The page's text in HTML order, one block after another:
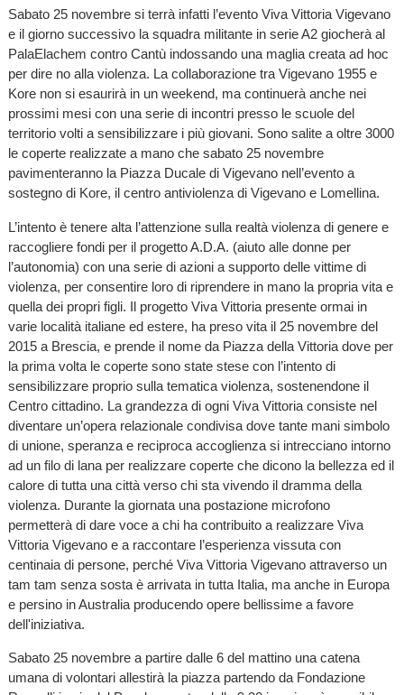
Sabato 25 novembre si terrà infatti l’evento Viva Vittoria Vigevano
e il giorno successivo la squadra militante in serie A2 giocherà al
PalaElachem contro Cantù indossando una maglia creata ad hoc
per dire no alla violenza. La collaborazione tra Vigevano 1955 e
Kore non si esaurirà in un weekend, ma continuerà anche nei
prossimi mesi con una serie di incontri presso le scuole del
territorio volti a sensibilizzare i più giovani. Sono salite a oltre 3000
le coperte realizzate a mano che sabato 25 novembre
pavimenteranno la Piazza Ducale di Vigevano nell’evento a
sostegno di Kore, il centro antiviolenza di Vigevano e Lomellina.
L’intento è tenere alta l’attenzione sulla realtà violenza di genere e
raccogliere fondi per il progetto A.D.A. (aiuto alle donne per
l’autonomia) con una serie di azioni a supporto delle vittime di
violenza, per consentire loro di riprendere in mano la propria vita e
quella dei propri figli. Il progetto Viva Vittoria presente ormai in
varie località italiane ed estere, ha preso vita il 25 novembre del
2015 a Brescia, e prende il nome da Piazza della Vittoria dove per
la prima volta le coperte sono state stese con l’intento di
sensibilizzare proprio sulla tematica violenza, sostenendone il
Centro cittadino. La grandezza di ogni Viva Vittoria consiste nel
diventare un’opera relazionale condivisa dove tante mani simbolo
di unione, speranza e reciproca accoglienza si intrecciano intorno
ad un filo di lana per realizzare coperte che dicono la bellezza ed il
calore di tutta una città verso chi sta vivendo il dramma della
violenza. Durante la giornata una postazione microfono
permetterà di dare voce a chi ha contribuito a realizzare Viva
Vittoria Vigevano e a raccontare l’esperienza vissuta con
centinaia di persone, perché Viva Vittoria Vigevano attraverso un
tam tam senza sosta è arrivata in tutta Italia, ma anche in Europa
e persino in Australia producendo opere bellissime a favore
dell'iniziativa.
Sabato 25 novembre a partire dalle 6 del mattino una catena
umana di volontari allestirà la piazza partendo da Fondazione